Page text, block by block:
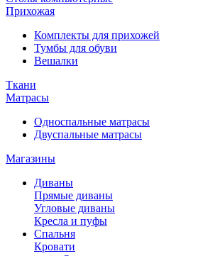
Прихожая
Комплекты для прихожей
Тумбы для обуви
Вешалки
Ткани
Матрасы
Односпальные матрасы
Двуспальные матрасы
Магазины
Диваны
Прямые диваны
Угловые диваны
Кресла и пуфы
Спальня
Кровати